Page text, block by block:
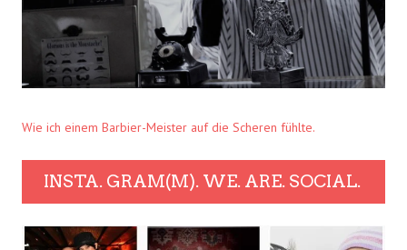
Wie ich einem Barbier-Meister auf die Scheren fühlte.
INSTA. GRAM(M). WE. ARE. SOCIAL.